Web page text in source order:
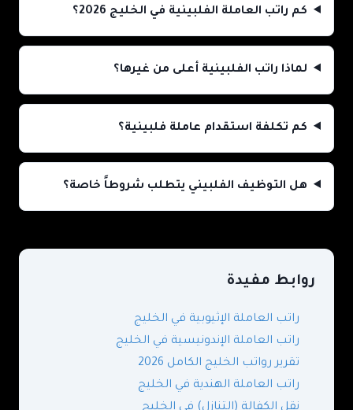
كم راتب العاملة الفلبينية في الخليج 2026؟
لماذا راتب الفلبينية أعلى من غيرها؟
كم تكلفة استقدام عاملة فلبينية؟
هل التوظيف الفلبيني يتطلب شروطاً خاصة؟
روابط مفيدة
راتب العاملة الإثيوبية في الخليج
راتب العاملة الإندونيسية في الخليج
تقرير رواتب الخليج الكامل 2026
راتب العاملة الهندية في الخليج